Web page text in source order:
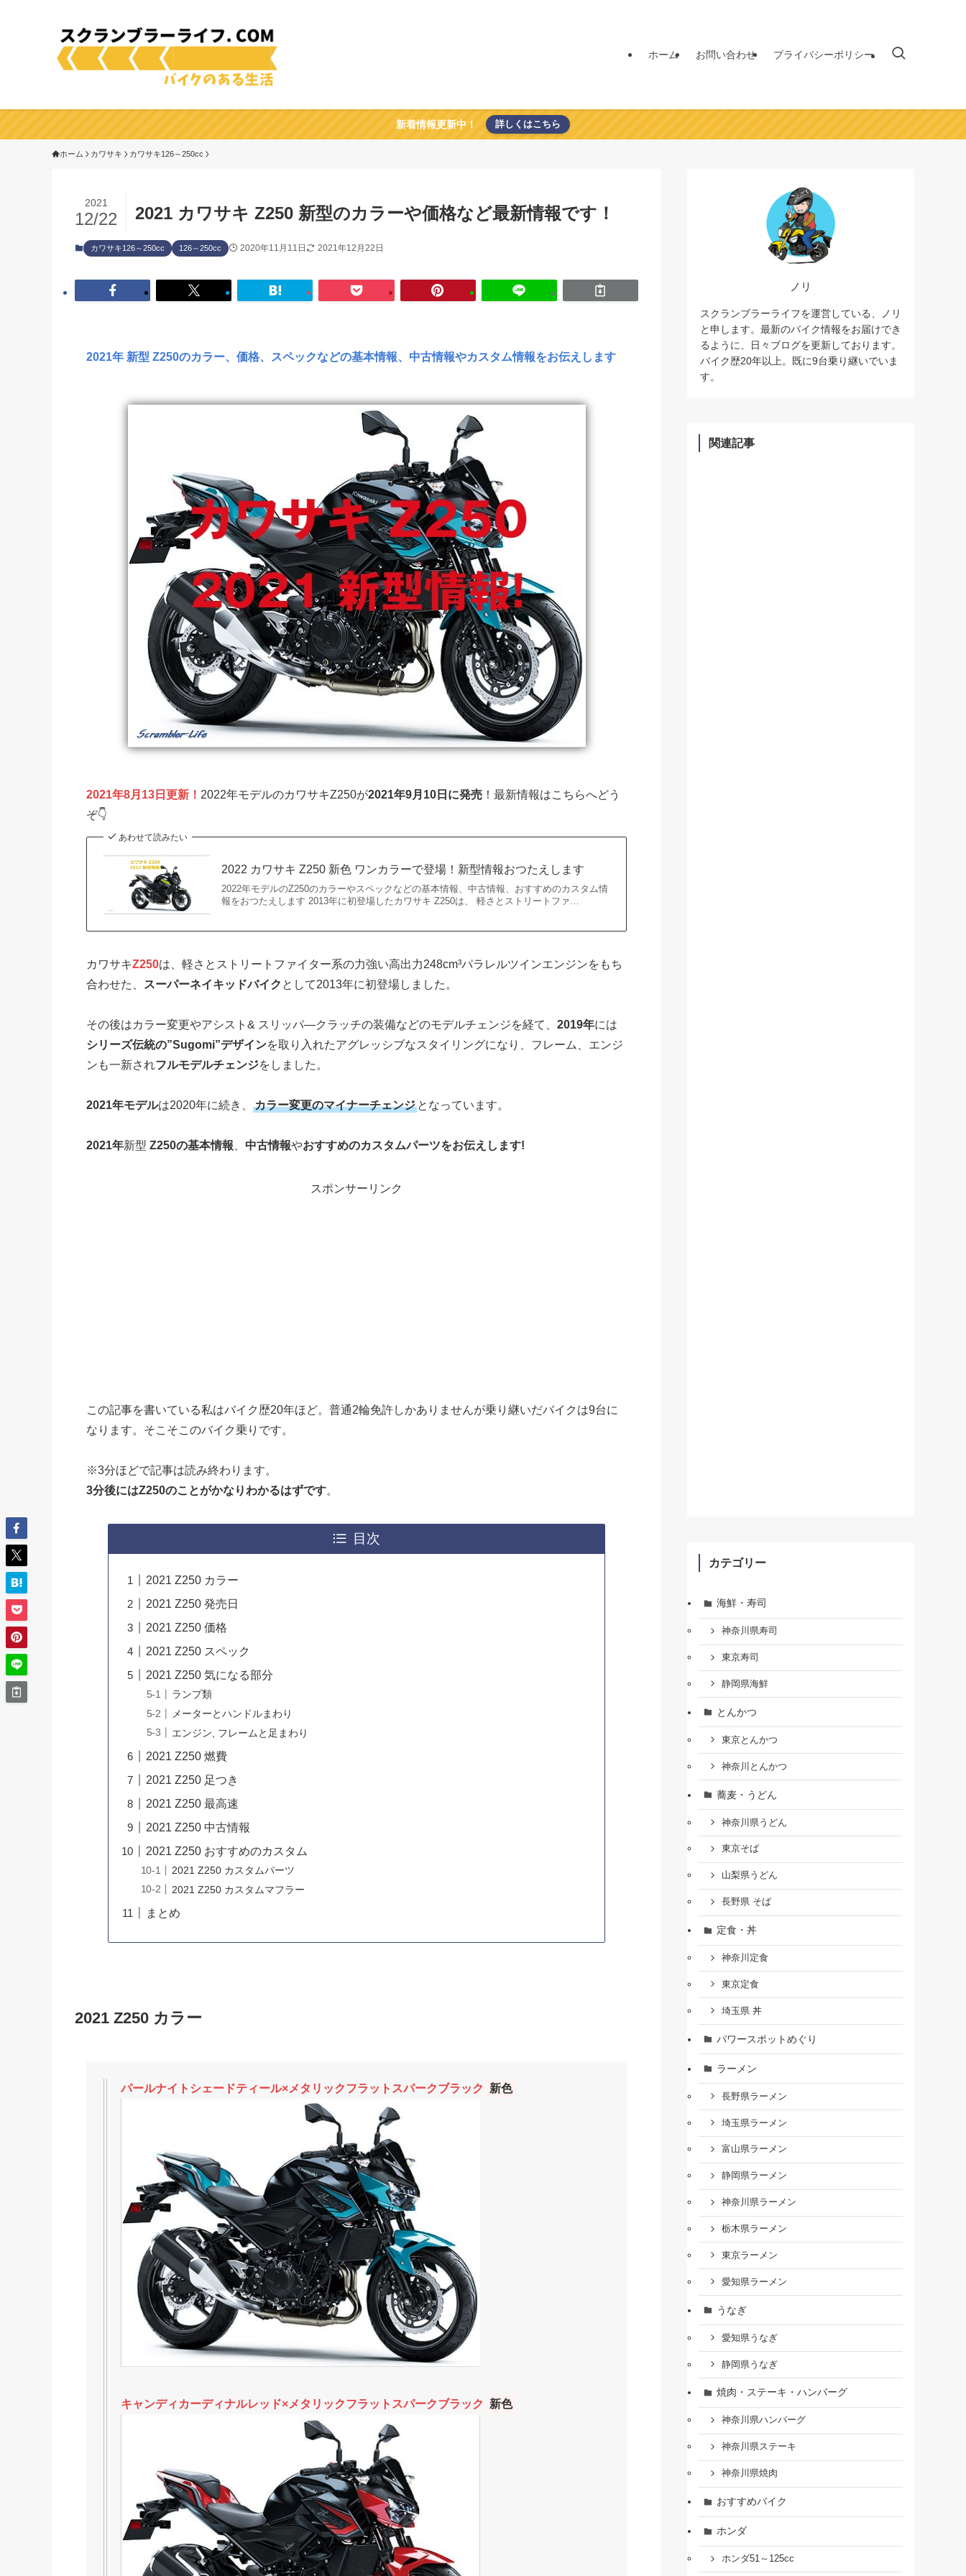
ホーム お問い合わせ プライバシーポリシー
新着情報更新中！ 詳しくはこちら
ホーム カワサキ カワサキ126～250cc
2021 カワサキ Z250 新型のカラーや価格など最新情報です！
2021
12/22
カワサキ126～250cc 126～250cc 2020年11月11日 2021年12月22日
2021年 新型 Z250のカラー、価格、スペックなどの基本情報、中古情報やカスタム情報をお伝えします
2021年8月13日更新！ 2022年モデルのカワサキZ250が2021年9月10日に発売 ！最新情報はこちらへどう
ぞ👇
あわせて読みたい
2022 カワサキ Z250 新色 ワンカラーで登場！新型情報おつたえします
2022年モデルのZ250のカラーやスペックなどの基本情報、中古情報、おすすめのカスタム情
報をおつたえします 2013年に初登場したカワサキ Z250は、 軽さとストリートファ…
カワサキZ250は、軽さとストリートファイター系の力強い高出力248cm³パラレルツインエンジンをもち
合わせた、
スーパーネイキッドバイク として2013年に初登場しました。
その後はカラー変更やアシスト& スリッパ―クラッチの装備などのモデルチェンジを経て、 2019年には
シリーズ伝統の”Sugomi”デザインを取り入れたアグレッシブなスタイリングになり、フレーム、エンジ
ンも一新されフルモデルチェンジをしました。
2021年モデルは2020年に続き、 カラー変更のマイナーチェンジ となっています。
2021年新型 Z250の基本情報 中古情報やおすすめのカスタムパーツをお伝えします!
スポンサーリンク
この記事を書いている私はバイク歴20年ほど。普通2輪免許しかありませんが乗り継いだバイクは9台に
なります。そこそこのバイク乗りです。
※3分ほどで記事は読み終わります。
3分後にはZ250のことがかなりわかるはずです。
目次
2021 Z250 カラー
2021 Z250 発売日
2021 Z250 価格
2021 Z250 スペック
2021 Z250 気になる部分
ランプ類
メーターとハンドルまわり
エンジン, フレームと足まわり
2021 Z250 燃費
2021 Z250 足つき
2021 Z250 最高速
2021 Z250 中古情報
2021 Z250 おすすめのカスタム
2021 Z250 カスタムパーツ
2021 Z250 カスタムマフラー
まとめ
2021 Z250 カラー
パールナイトシェードティール×メタリックフラットスパークブラック 新色
キャンディカーディナルレッド×メタリックフラットスパークブラック 新色
ノリ
スクランブラーライフを運営している、ノリ
と申します。最新のバイク情報をお届けでき
るように、日々ブログを更新しております。
バイク歴20年以上。既に9台乗り継いでいま
す。
関連記事
カテゴリー
海鮮・寿司
神奈川県寿司
東京寿司
静岡県海鮮
とんかつ
東京とんかつ
神奈川とんかつ
蕎麦・うどん
神奈川県うどん
東京そば
山梨県うどん
長野県 そば
定食・丼
神奈川定食
東京定食
埼玉県 丼
パワースポットめぐり
ラーメン
長野県ラーメン
埼玉県ラーメン
富山県ラーメン
静岡県ラーメン
神奈川県ラーメン
栃木県ラーメン
東京ラーメン
愛知県ラーメン
うなぎ
愛知県うなぎ
静岡県うなぎ
焼肉・ステーキ・ハンバーグ
神奈川県ハンバーグ
神奈川県ステーキ
神奈川県焼肉
おすすめバイク
ホンダ
ホンダ51～125cc